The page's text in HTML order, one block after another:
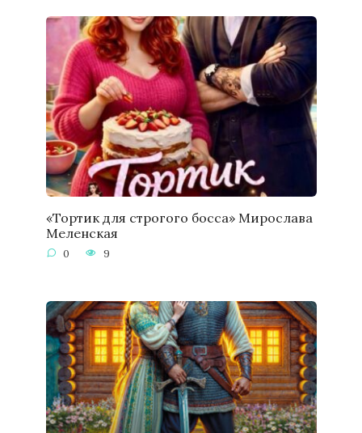
«Тортик для строгого босса» Мирослава
Меленская
0 9